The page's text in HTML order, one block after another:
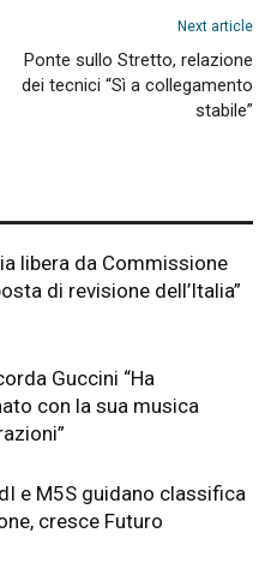
Next article
Ponte sullo Stretto, relazione
dei tecnici “Sì a collegamento
stabile”
libera da Commissione
di revisione dell’Italia”
Guccini “Ha
con la sua musica
e M5S guidano classifica
cresce Futuro